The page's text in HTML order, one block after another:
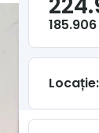
185.906
Locație: